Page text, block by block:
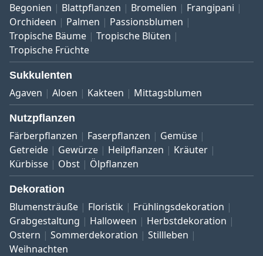
Begonien Blattpflanzen Bromelien
Frangipani
Orchideen
Palmen
Passionsblumen
Tropische Bäume
Tropische Blüten
Tropische Früchte
Sukkulenten
Agaven Aloen Kakteen Mittagsblumen
Nutzpflanzen
Färberpflanzen Faserpflanzen
Gemüse
Getreide
Gewürze Heilpflanzen
Kräuter
Kürbisse
Obst Ölpflanzen
Dekoration
Blumensträuße Floristik
Frühlingsdekoration
Grabgestaltung
Halloween
Herbstdekoration
Ostern
Sommerdekoration
Stillleben
Weihnachten